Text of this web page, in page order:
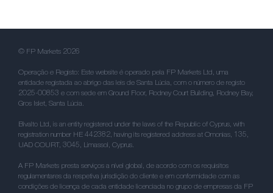
© FP Markets 2026
Operação e Registo: Este website é operado pela FP Markets Ltd, uma
entidade registada ao abrigo das leis de Santa Lúcia, com o número de registo
2025-00853 e com sede em Ground Floor, Rodney Court Building, Rodney Bay,
Gros Islet, Santa Lúcia.
Bivalto Ltd, is an entity registered under the laws of the Republic of Cyprus, with
registration number HE 442382, having its registered address at Omonias, 135,
UAD COURT, 3045, Limassol, Cyprus.
A FP Markets presta serviços a nível global, de acordo com os requisitos
regulamentares da respetiva jurisdição do cliente e em conformidade com as
condições de licença de cada entidade licenciada no grupo de empresas da FP